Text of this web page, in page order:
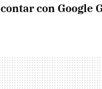
contar con Google